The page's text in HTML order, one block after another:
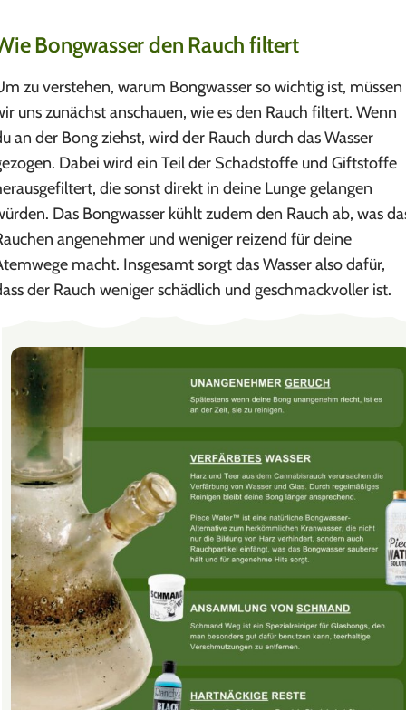
Bongwasser den Rauch filtert
zu verstehen, warum Bongwasser so wichtig ist, müssen
uns zunächst anschauen, wie es den Rauch filtert. Wenn
an der Bong ziehst, wird der Rauch durch das Wasser
Dabei wird ein Teil der Schadstoffe und Giftstoffe
die sonst direkt in deine Lunge gelangen
Das Bongwasser kühlt zudem den Rauch ab, was
angenehmer und weniger reizend für deine
macht. Insgesamt sorgt das Wasser also dafür,
der Rauch weniger schädlich und geschmackvoller ist.